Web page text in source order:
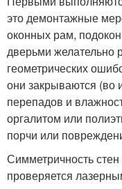
это демонтажные
оконных рам,
дверьми желательно
геометрических
они закрываются (во
перепадов и
оргалитом или
порчи или
Симметричность
проверяется